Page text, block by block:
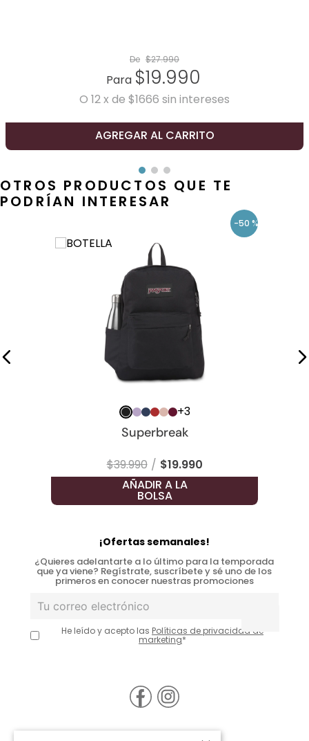
De $27.990
Para $19.990
O 12x de $1666 sin intereses
AGREGAR AL CARRITO
OTROS PRODUCTOS QUE TE
PODRÍAN INTERESAR
-50 %
+3
Superbreak
$39.990 $19.990
AÑADIR A LA
BOLSA
¡Ofertas semanales!
¿Quieres adelantarte a lo último para la temporada
que ya viene? Regístrate, suscríbete y sé uno de los
primeros en conocer nuestras promociones
He leído y acepto las Políticas de privacidad de
marketing*